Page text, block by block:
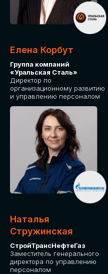
Елена Корбут
Группа компаний
«Уральская Сталь»
Директор по
организационному развитию
и управлению персоналом
Наталья
Стружинская
СтройТрансНефтеГаз
Заместитель генерального
директора по управлению
персоналом
Приглашаем стать спикером
TECH FORUM и поделиться
опытом и экспертизой.
сотрудничеству!
СТАТЬ
СПИКЕРОМ
IT Solutions for Business